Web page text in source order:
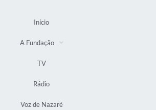
Início
A Fundação
TV
Rádio
Voz de Nazaré